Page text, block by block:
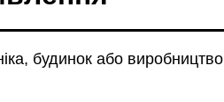
будинок або виробництво